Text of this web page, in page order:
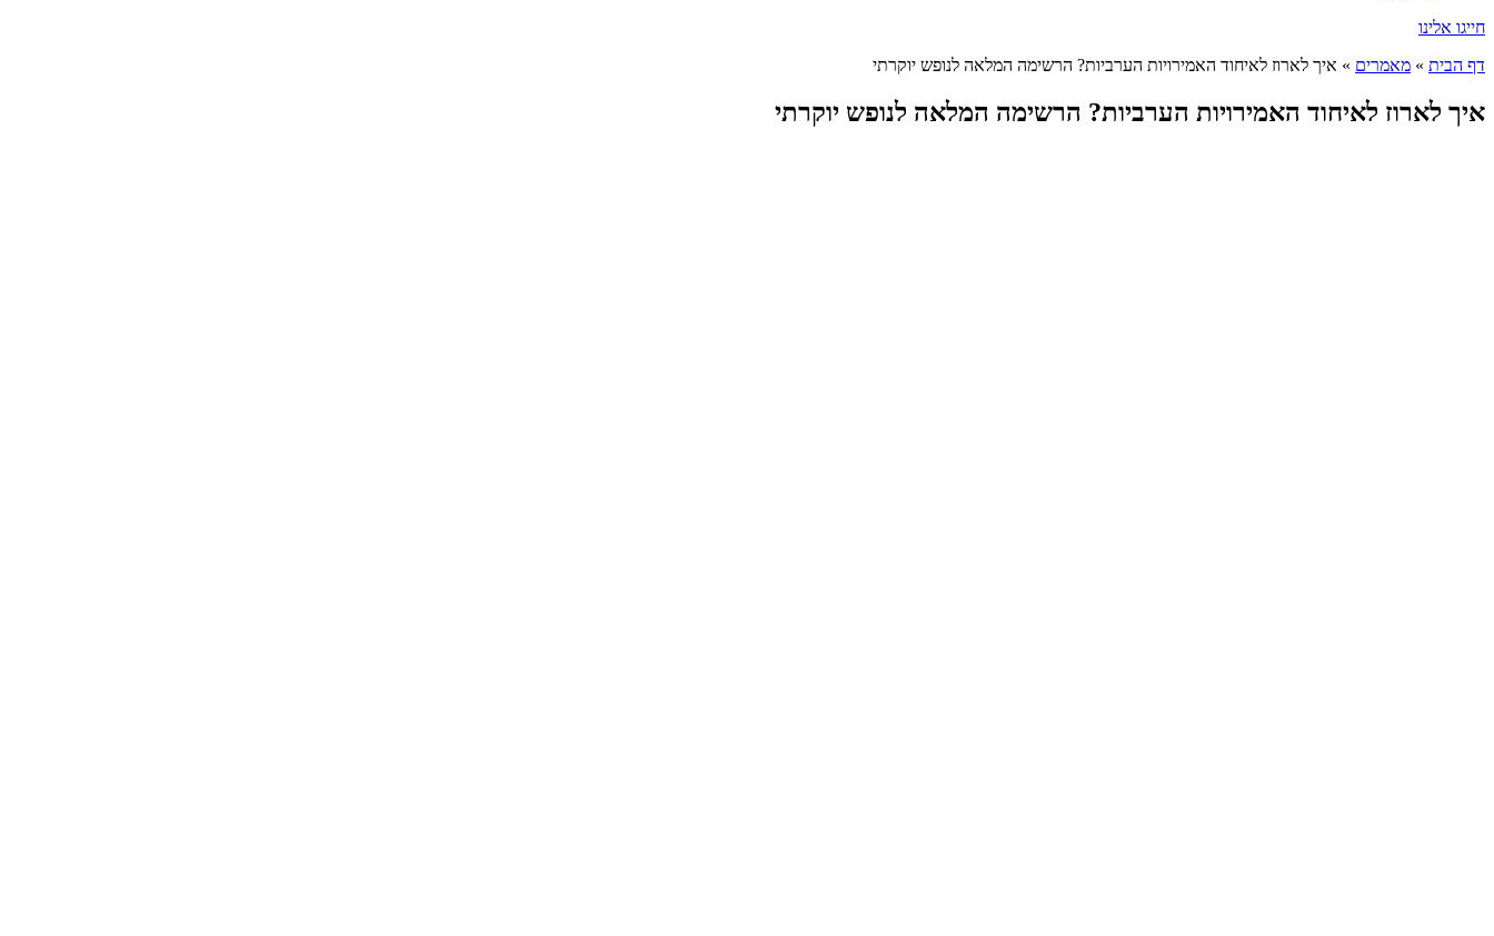
חייגו אלינו
דף הבית » מאמרים » איך לארוז לאיחוד האמירויות הערביות? הרשימה המלאה לנופש יוקרתי
איך לארוז לאיחוד האמירויות הערביות? הרשימה המלאה לנופש יוקרתי